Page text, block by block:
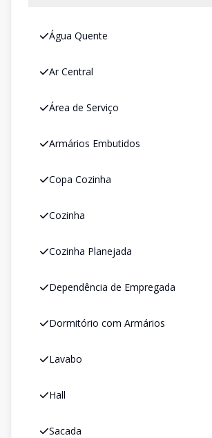
Água Quente
Ar Central
Área de Serviço
Armários Embutidos
Copa Cozinha
Cozinha
Cozinha Planejada
Dependência de Empregada
Dormitório com Armários
Lavabo
Hall
Sacada